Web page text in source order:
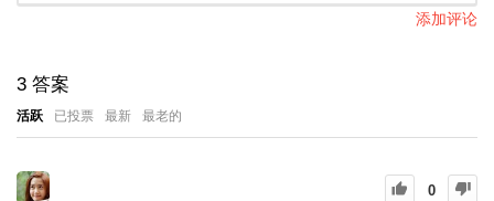
添加评论
3 答案
活跃 已投票 最新 最老的
0